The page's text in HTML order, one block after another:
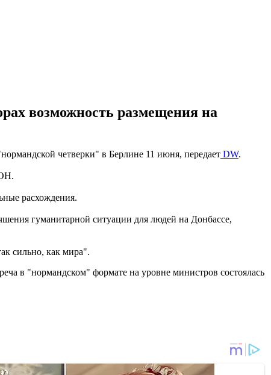
возможность размещения на
четверки" в Берлине 11 июня, передает DW.
расхождения.
гуманитарной ситуации для людей на Донбассе,
сильно, как мира".
в "нормандском" формате на уровне министров состоялась